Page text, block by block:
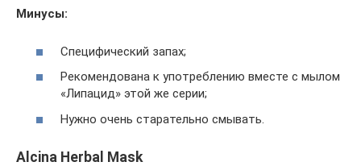
Минусы:
Специфический запах;
Рекомендована к употреблению вместе с мылом
«Липацид» этой же серии;
Нужно очень старательно смывать.
Alcina Herbal Mask